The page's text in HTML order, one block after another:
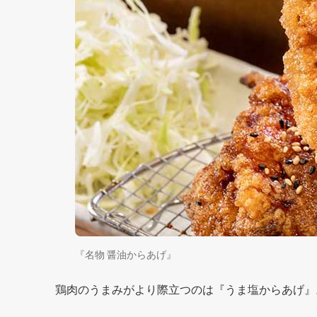
『名物 醤油からあげ』
鶏肉のうまみがより際立つのは『うま塩からあげ